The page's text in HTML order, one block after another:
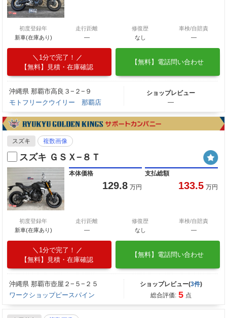
初度登録年
新車(在庫あり)
走行距離
―
修復歴
なし
車検/自賠責
―
1分で完了！
【無料】見積・在庫確認
【無料】電話問い合わせ
沖縄県 那覇市高良３−２−９
モトフリークウイリー 那覇店
ショップレビュー
―
スズキ 複数画像
スズキ ＧＳＸ−８Ｔ
本体価格
129.8 万円
支払総額
133.5 万円
初度登録年
新車(在庫あり)
走行距離
―
修復歴
なし
車検/自賠責
―
1分で完了！
【無料】見積・在庫確認
【無料】電話問い合わせ
沖縄県 那覇市壺屋２−５−２５
ワークショップピースパイン
ショップレビュー(3件)
総合評価: 5 点